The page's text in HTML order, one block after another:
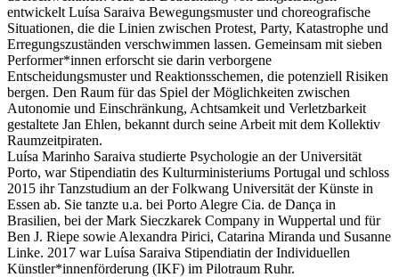
entwickelt Luísa Saraiva Bewegungsmuster und choreografische
Situationen, die die Linien zwischen Protest, Party, Katastrophe und
Erregungszuständen verschwimmen lassen. Gemeinsam mit sieben
Performer*innen erforscht sie darin verborgene
Entscheidungsmuster und Reaktionsschemen, die potenziell Risiken
bergen. Den Raum für das Spiel der Möglichkeiten zwischen
Autonomie und Einschränkung, Achtsamkeit und Verletzbarkeit
gestaltete Jan Ehlen, bekannt durch seine Arbeit mit dem Kollektiv
Raumzeitpiraten.
Luísa Marinho Saraiva studierte Psychologie an der Universität
Porto, war Stipendiatin des Kulturministeriums Portugal und schloss
2015 ihr Tanzstudium an der Folkwang Universität der Künste in
Essen ab. Sie tanzte u.a. bei Porto Alegre Cia. de Dança in
Brasilien, bei der Mark Sieczkarek Company in Wuppertal und für
Ben J. Riepe sowie Alexandra Pirici, Catarina Miranda und Susanne
Linke. 2017 war Luísa Saraiva Stipendiatin der Individuellen
Künstler*innenförderung (IKF) im Pilotraum Ruhr.